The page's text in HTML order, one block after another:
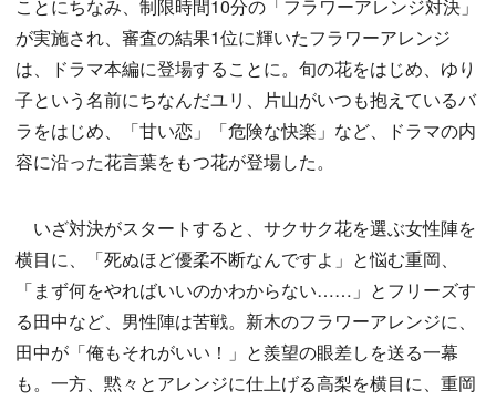
ことにちなみ、制限時間10分の「フラワーアレンジ対決」
が実施され、審査の結果1位に輝いたフラワーアレンジ
は、ドラマ本編に登場することに。旬の花をはじめ、ゆり
子という名前にちなんだユリ、片山がいつも抱えているバ
ラをはじめ、「甘い恋」「危険な快楽」など、ドラマの内
容に沿った花言葉をもつ花が登場した。
いざ対決がスタートすると、サクサク花を選ぶ女性陣を
横目に、「死ぬほど優柔不断なんですよ」と悩む重岡、
「まず何をやればいいのかわからない……」とフリーズす
る田中など、男性陣は苦戦。新木のフラワーアレンジに、
田中が「俺もそれがいい！」と羨望の眼差しを送る一幕
も。一方、黙々とアレンジに仕上げる高梨を横目に、重岡